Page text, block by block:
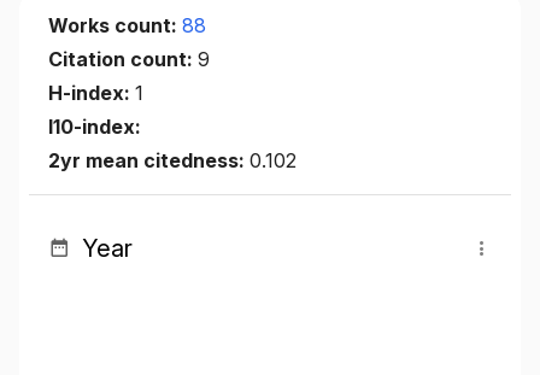
Works count: 88
Citation count: 9
H-index: 1
I10-index:
2yr mean citedness: 0.102
Year